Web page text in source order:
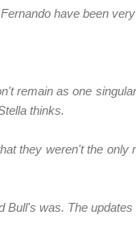
have been
remain as one
thinks.
they weren't the only
Bull's was. The